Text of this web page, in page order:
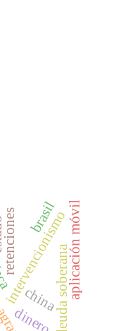
intervencionismo
retenciones
chinadeuda soberanaaplicación móvil
dinero
brasil